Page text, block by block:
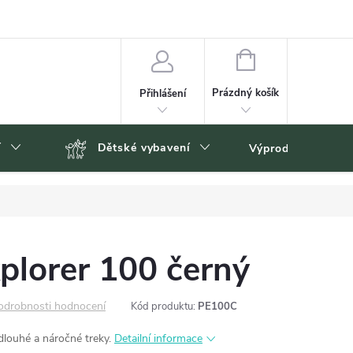
Přihlášení
NÁKUPNÍ
Prázdný košík
Dětské vybavení Výprodej
100 černý
hodnocení Kód produktu: PE100C
a náročné treky. Detailní informace